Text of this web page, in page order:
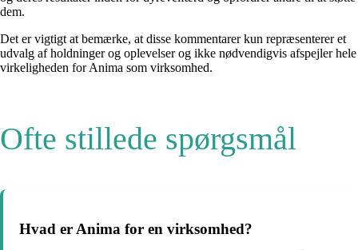
dem.
Det er vigtigt at bemærke, at disse kommentarer kun repræsenterer et
udvalg af holdninger og oplevelser og ikke nødvendigvis afspejler hele
virkeligheden for Anima som virksomhed.
Ofte stillede spørgsmål
Hvad er Anima for en virksomhed?